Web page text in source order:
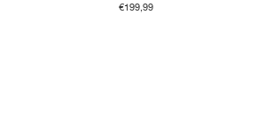
€199,99